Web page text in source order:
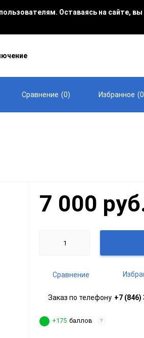
Оставаясь на сайте,
Сравнение (0) Избранное (0
7 000
Сравнение
Заказ по телефону +7 (846)
+175 баллов ?